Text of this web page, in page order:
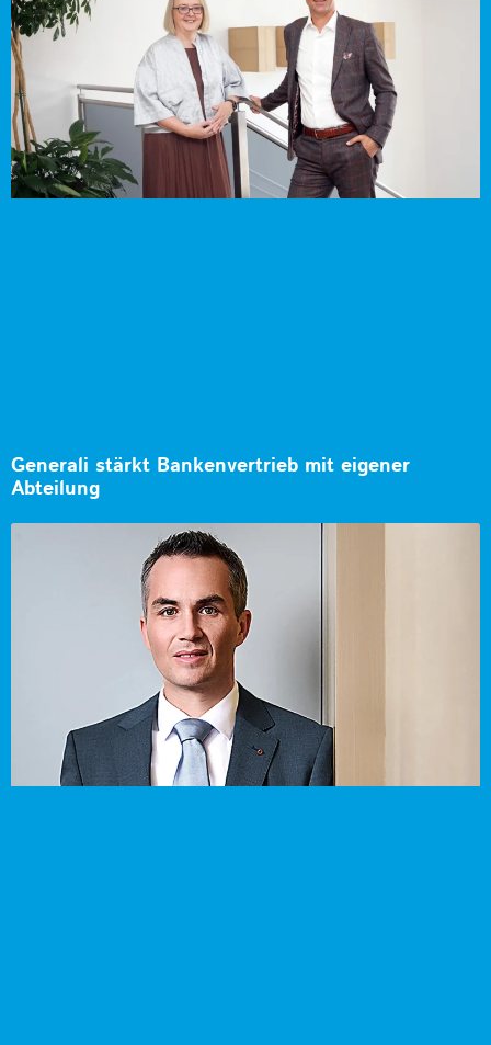
Generali stärkt Bankenvertrieb mit eigener
Abteilung